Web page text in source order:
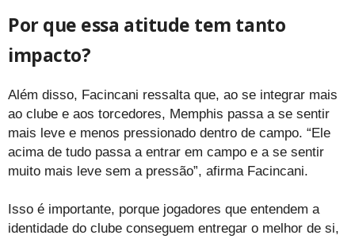
Por que essa atitude tem tanto
impacto?
Além disso, Facincani ressalta que, ao se integrar mais
ao clube e aos torcedores, Memphis passa a se sentir
mais leve e menos pressionado dentro de campo. “Ele
acima de tudo passa a entrar em campo e a se sentir
muito mais leve sem a pressão”, afirma Facincani.
Isso é importante, porque jogadores que entendem a
identidade do clube conseguem entregar o melhor de si,